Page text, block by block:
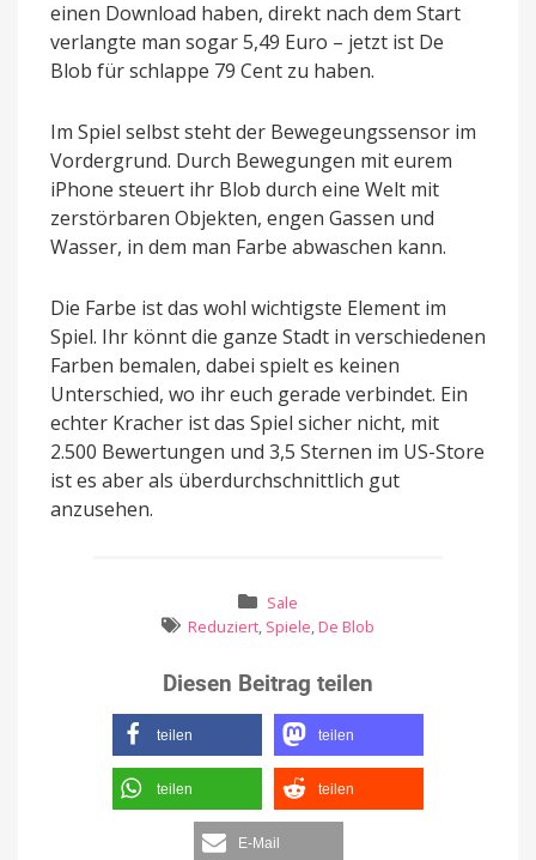
einen Download haben, direkt nach dem Start
verlangte man sogar 5,49 Euro – jetzt ist De
Blob für schlappe 79 Cent zu haben.
Im Spiel selbst steht der Bewegeungssensor im
Vordergrund. Durch Bewegungen mit eurem
iPhone steuert ihr Blob durch eine Welt mit
zerstörbaren Objekten, engen Gassen und
Wasser, in dem man Farbe abwaschen kann.
Die Farbe ist das wohl wichtigste Element im
Spiel. Ihr könnt die ganze Stadt in verschiedenen
Farben bemalen, dabei spielt es keinen
Unterschied, wo ihr euch gerade verbindet. Ein
echter Kracher ist das Spiel sicher nicht, mit
2.500 Bewertungen und 3,5 Sternen im US-Store
ist es aber als überdurchschnittlich gut
anzusehen.
Sale
Reduziert, Spiele, De Blob
Diesen Beitrag teilen
teilen teilen
teilen teilen
E-Mail